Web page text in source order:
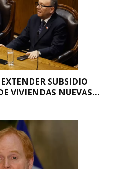
SUBSIDIO
VIVIENDAS NUEVAS...